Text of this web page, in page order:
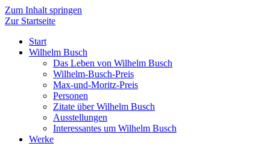
Zum Inhalt springen
Zur Startseite
Start
Wilhelm Busch
Das Leben von Wilhelm Busch
Wilhelm-Busch-Preis
Max-und-Moritz-Preis
Personen
Zitate über Wilhelm Busch
Ausstellungen
Interessantes um Wilhelm Busch
Werke